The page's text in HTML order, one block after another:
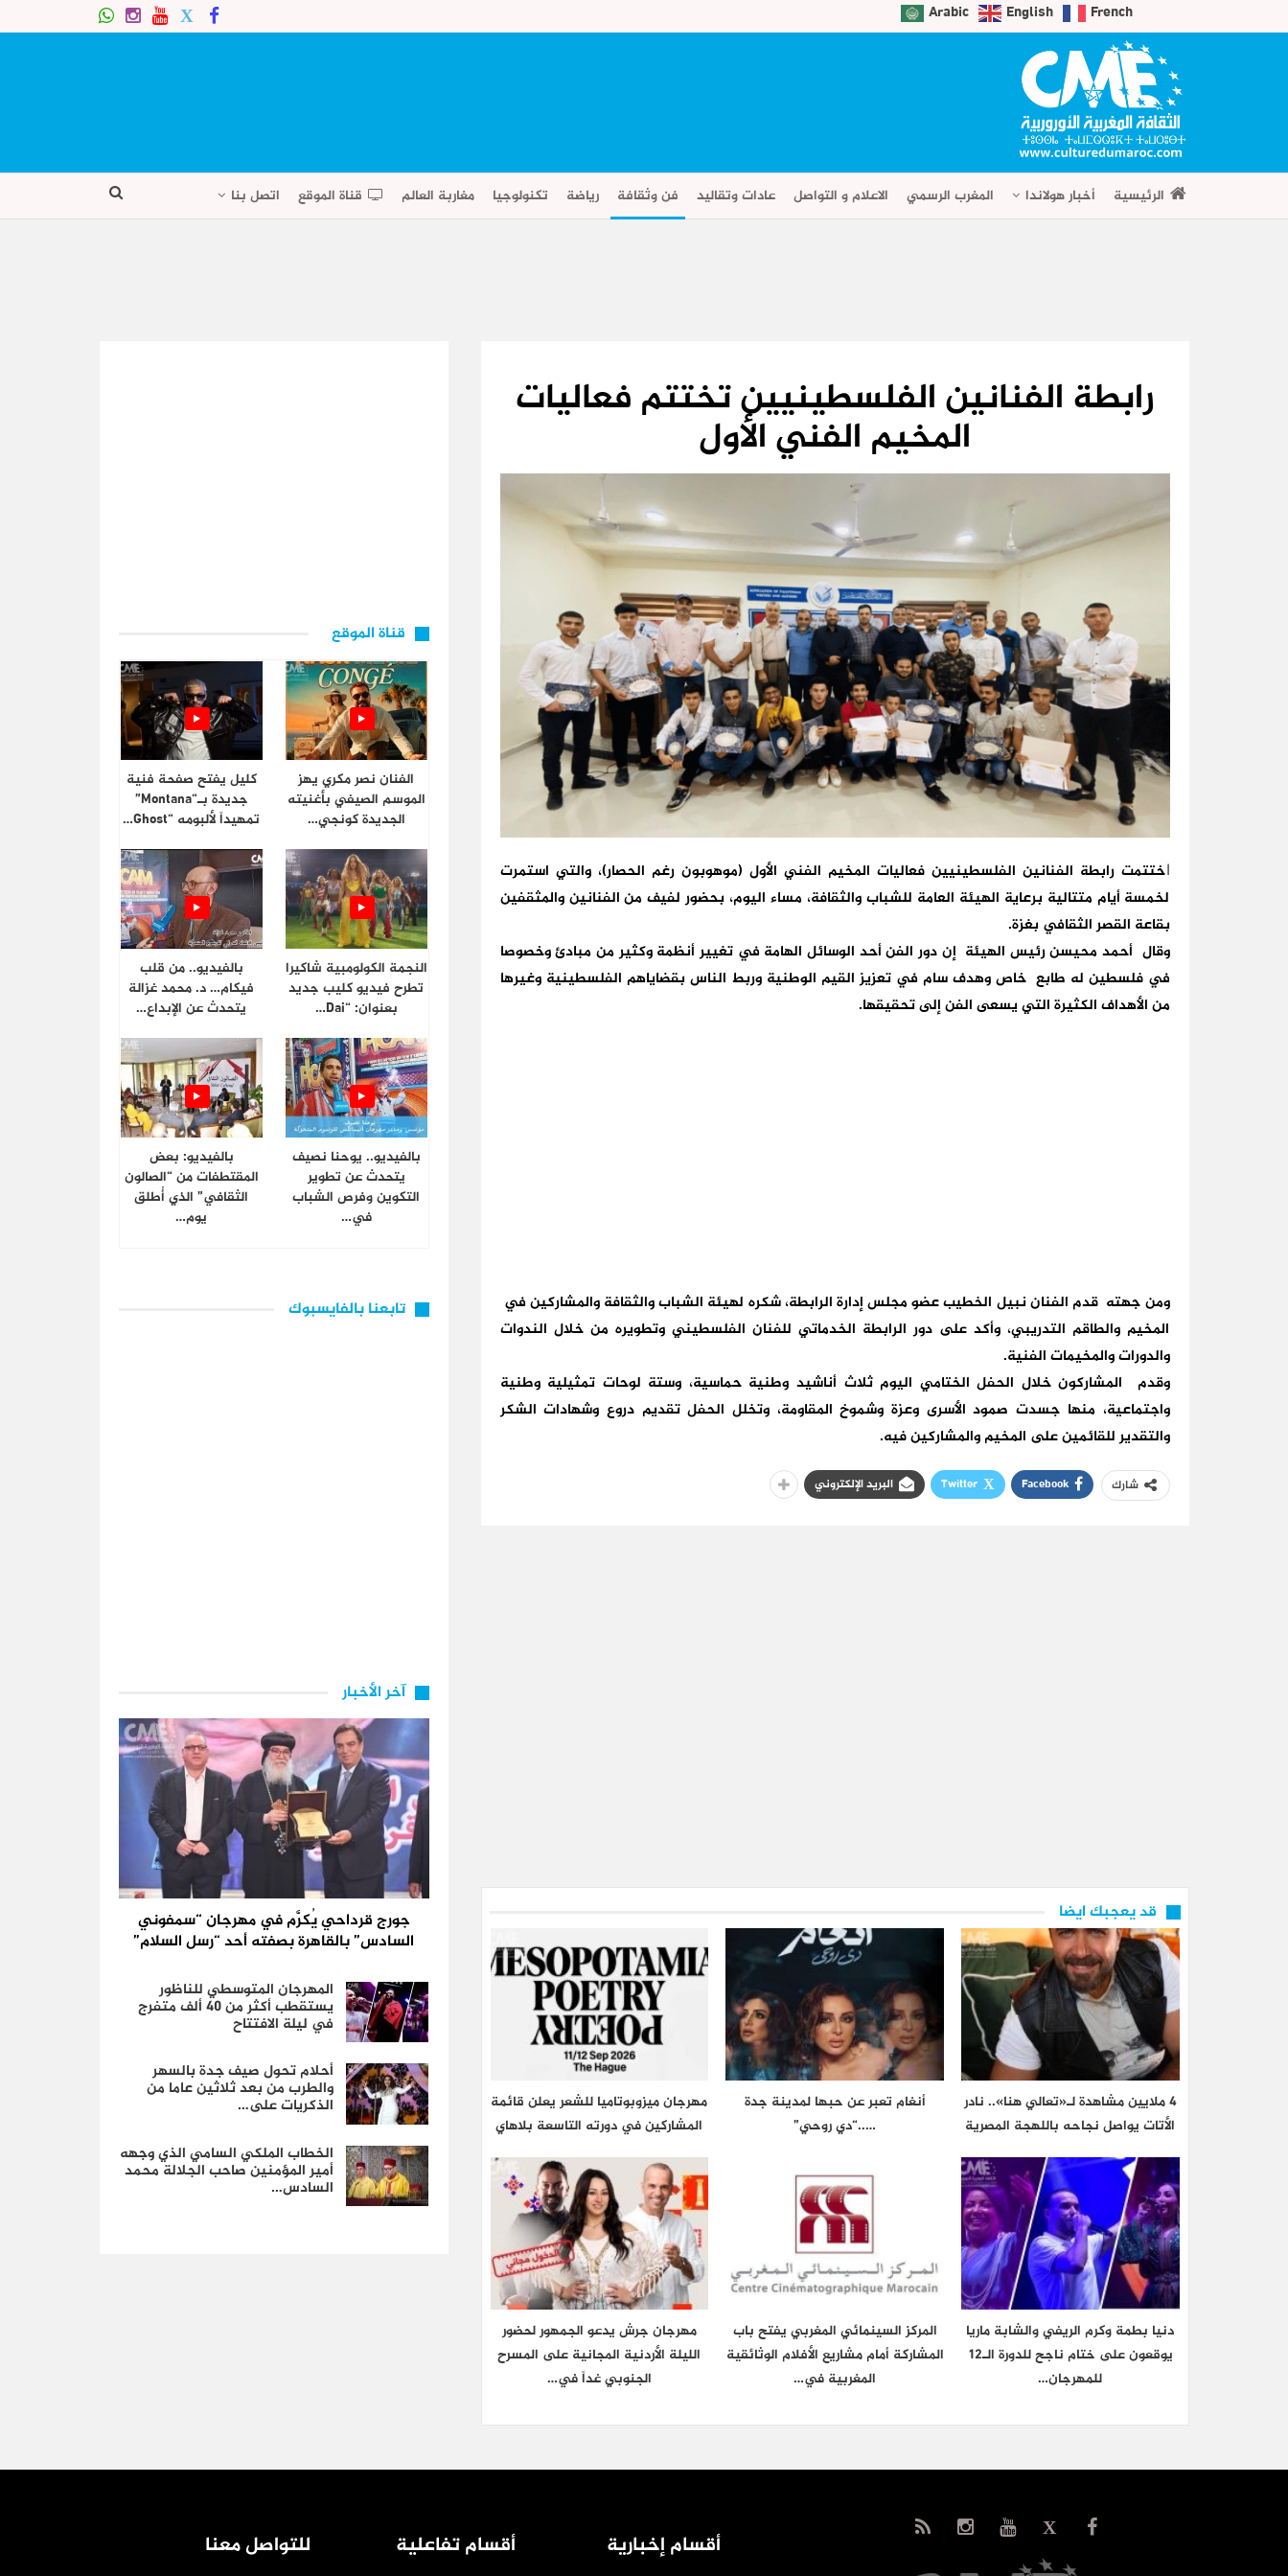
Arabic English French
الرئيسية أخبار هولاندا المغرب الرسمي الاعلام و التواصل عادات وتقاليد فن وثقافة رياضة تكنولوجيا مغاربة العالم قناة الموقع اتصل بنا
رابطة الفنانين الفلسطينيين تختتم فعاليات
المخيم الفني الأول
اختتمت رابطة الفنانين الفلسطينيين فعاليات المخيم الفني الأول (موهوبون رغم الحصار)، والتي استمرت
لخمسة أيام متتالية برعاية الهيئة العامة للشباب والثقافة، مساء اليوم، بحضور لفيف من الفنانين والمثقفين
بقاعة القصر الثقافي بغزة.
وقال أحمد محيسن رئيس الهيئة إن دور الفن أحد الوسائل الهامة في تغيير أنظمة وكثير من مبادئ وخصوصا
في فلسطين له طابع خاص وهدف سام في تعزيز القيم الوطنية وربط الناس بقضاياهم الفلسطينية وغيرها
من الأهداف الكثيرة التي يسعى الفن إلى تحقيقها.
ومن جهته قدم الفنان نبيل الخطيب عضو مجلس إدارة الرابطة، شكره لهيئة الشباب والثقافة والمشاركين في
المخيم والطاقم التدريبي، وأكد على دور الرابطة الخدماتي للفنان الفلسطيني وتطويره من خلال الندوات
والدورات والمخيمات الفنية.
وقدم المشاركون خلال الحفل الختامي اليوم ثلاث أناشيد وطنية حماسية، وستة لوحات تمثيلية وطنية
واجتماعية، منها جسدت صمود الأسرى وعزة وشموخ المقاومة، وتخلل الحفل تقديم دروع وشهادات الشكر
والتقدير للقائمين على المخيم والمشاركين فيه.
شارك Facebook
Twitter البريد الإلكتروني
قد يعجبك ايضا
4 ملايين مشاهدة لـ«تعالي هنا».. نادر
الأتات يواصل نجاحه باللهجة المصرية
أنغام تعبر عن حبها لمدينة جدة
…..“دي روحي”
مهرجان ميزوبوتاميا للشعر يعلن قائمة
المشاركين في دورته التاسعة بلاهاي
دنيا بطمة وكرم الريفي والشابة ماريا
يوقعون على ختام ناجح للدورة الـ12
للمهرجان…
المركز السينمائي المغربي يفتح باب
المشاركة أمام مشاريع الأفلام الوثائقية
المغربية في…
مهرجان جرش يدعو الجمهور لحضور
الليلة الأردنية المجانية على المسرح
الجنوبي غداً في…
قناة الموقع
الفنان نصر مكري يهز
الموسم الصيفي بأغنيته
الجديدة كونجي…
كليل يفتح صفحة فنية
جديدة بـ“Montana”
تمهيداً لألبومه “Ghost…
النجمة الكولومبية شاكيرا
تطرح فيديو كليب جديد
بعنوان: “Dai…
بالفيديو.. من قلب
فيكام… د. محمد غزالة
يتحدث عن الإبداع…
بالفيديو.. يوحنا نصيف
يتحدث عن تطوير
التكوين وفرص الشباب
في…
بالفيديو: بعض
المقتطفات من “الصالون
الثقافي” الذي أُطلق
يوم…
تابعنا بالفايسبوك
آخر الأخبار
جورج قرداحي يُكرَّم في مهرجان “سمفوني
السادس” بالقاهرة بصفته أحد “رسل السلام”
المهرجان المتوسطي للناظور
يستقطب أكثر من 40 ألف متفرج
في ليلة الافتتاح
أحلام تحول صيف جدة بالسهر
والطرب من بعد ثلاثين عاما من
الذكريات على…
الخطاب الملكي السامي الذي وجهه
أمير المؤمنين صاحب الجلالة محمد
السادس…
أقسام إخبارية أقسام تفاعلية للتواصل معنا